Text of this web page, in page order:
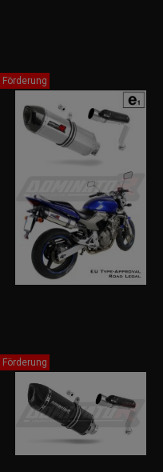
Förderung
Förderung